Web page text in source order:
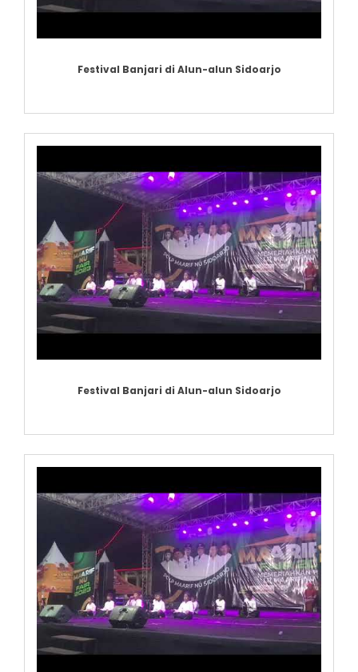
Festival Banjari di Alun-alun Sidoarjo
Festival Banjari di Alun-alun Sidoarjo